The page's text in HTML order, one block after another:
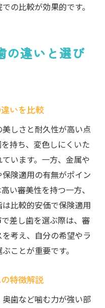
の比較が効果的です。
の違いと選び
いを比較
しさと耐久性が高い点
持ち、変色しにくいた
います。一方、金属や
険適用の有無がポイン
い審美性を持つ一方、
比較的安価で保険適用
差し歯を選ぶ際は、審
考え、自分の希望やラ
ことが重要です。
特徴解説
歯など噛む力が強い部